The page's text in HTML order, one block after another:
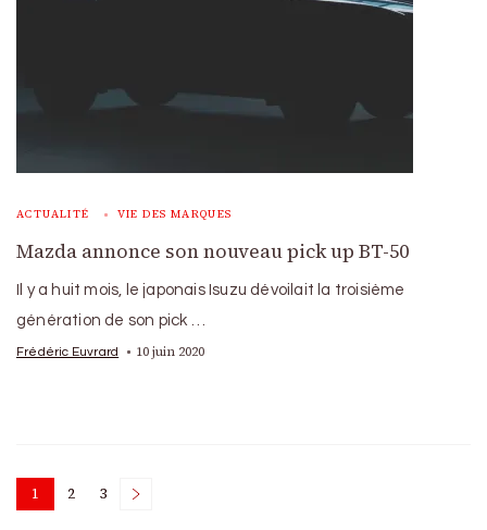
ACTUALITÉ VIE DES MARQUES
Mazda annonce son nouveau pick up BT-50
Il y a huit mois, le japonais Isuzu dévoilait la troisième
génération de son pick …
Frédéric Euvrard 10 juin 2020
Posts
Page
1 Page
2 Page
3